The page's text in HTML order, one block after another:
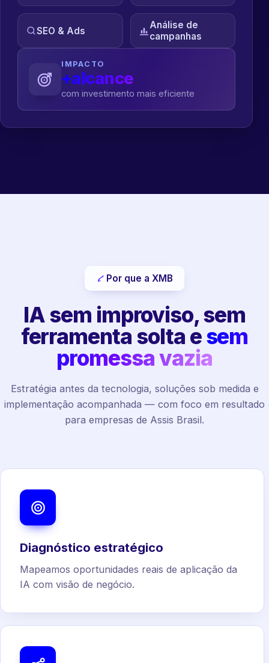
SEO & Ads
Análise de
campanhas
IMPACTO
+alcance
com investimento mais eficiente
Por que a XMB
IA sem improviso, sem
ferramenta solta esem
promessa vazia
Estratégia antes da tecnologia, soluções sob medida e
implementação acompanhada — com foco em resultado
para empresas de Assis Brasil.
Diagnóstico estratégico
Mapeamos oportunidades reais de aplicação da
IA com visão de negócio.